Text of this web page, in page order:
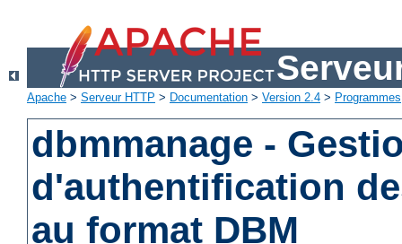
Apache > Serveur HTTP > Documentation > Version 2.4 > Programmes
dbmmanage -
d'authentification
au format DBM